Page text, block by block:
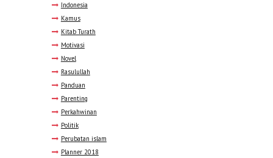
Indonesia
Kamus
Kitab Turath
Motivasi
Novel
Rasulullah
Panduan
Parenting
Perkahwinan
Politik
Perubatan islam
Planner 2018